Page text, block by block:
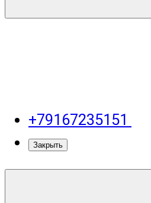
+79167235151
Закрыть